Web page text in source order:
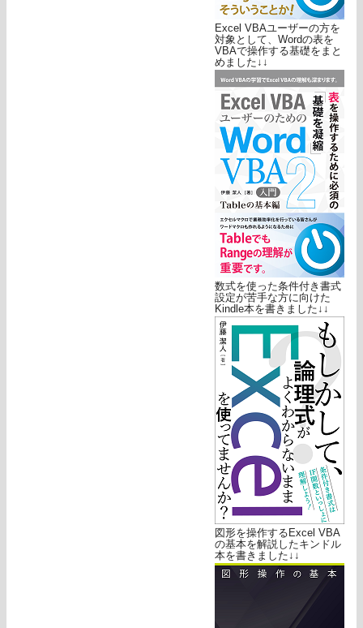
Excel VBAユーザーの方を
対象として、Wordの表を
VBAで操作する基礎をまと
めました↓↓
数式を使った条件付き書式
設定が苦手な方に向けた
Kindle本を書きました↓↓
図形を操作するExcel VBA
の基本を解説したキンドル
本を書きました↓↓